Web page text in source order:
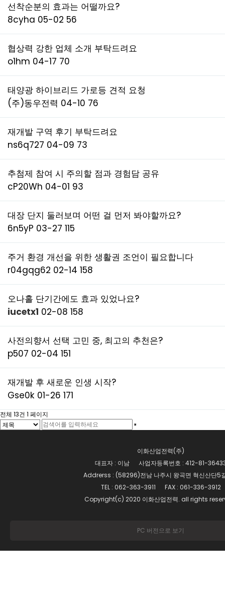
선착순분의 효과는 어떨까요?
8cyha 05-02 56
협상력 강한 업체 소개 부탁드려요
o1hm 04-17 70
태양광 하이브리드 가로등 견적 요청
(주)동우전력 04-10 76
재개발 구역 후기 부탁드려요
ns6q727 04-09 73
추첨제 참여 시 주의할 점과 경험담 공유
cP20Wh 04-01 93
대장 단지 둘러보며 어떤 걸 먼저 봐야할까요?
6n5yP 03-27 115
주거 환경 개선을 위한 생활권 조언이 필요합니다
r04gqg62 02-14 158
오나홀 단기간에도 효과 있었나요?
iucetx1 02-08 158
사전의향서 선택 고민 중, 최고의 추천은?
p507 02-04 151
재개발 후 새로운 인생 시작?
Gse0k 01-26 171
전체 13건 1 페이지
이화산업전력(주)
대표자 : 이남 사업자등록번호 : 412-81-
Addrerss : (58296)전남 나주시 왕곡면 혁신산단5
TEL : 062-363-3911 FAX : 061-336-3912
Copyright(c) 2020 이화산업전력. all rights
PC 버전으로 보기